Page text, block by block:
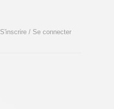
S'inscrire / Se connecter